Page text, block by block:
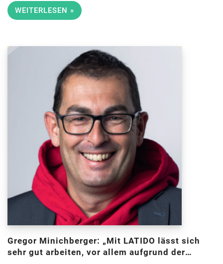
WEITERLESEN »
Gregor Minichberger: „Mit LATIDO lässt sich
sehr gut arbeiten, vor allem aufgrund der